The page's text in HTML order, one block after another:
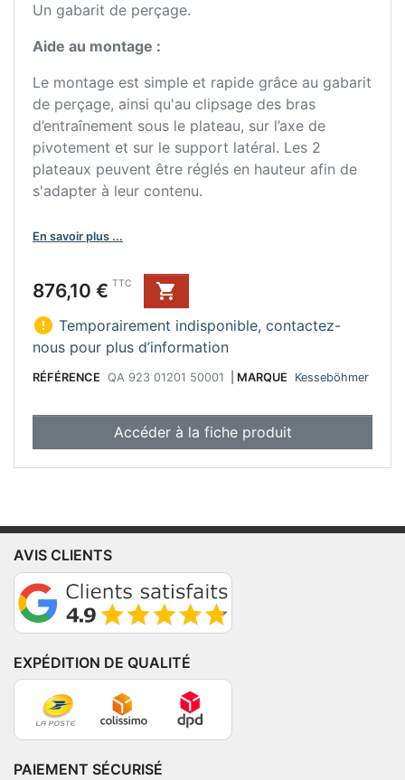
Un gabarit de perçage.
Aide au montage :
Le montage est simple et rapide grâce au gabarit
de perçage, ainsi qu'au clipsage des bras
d’entraînement sous le plateau, sur l’axe de
pivotement et sur le support latéral. Les 2
plateaux peuvent être réglés en hauteur afin de
s'adapter à leur contenu.
En savoir plus ...
Prix
876,10 € TTC

 Temporairement indisponible, contactez-
nous pour plus d’information
RÉFÉRENCE QA 923 01201 50001 MARQUE Kesseböhmer
Accéder à la fiche produit
AVIS CLIENTS
EXPÉDITION DE QUALITÉ
PAIEMENT SÉCURISÉ